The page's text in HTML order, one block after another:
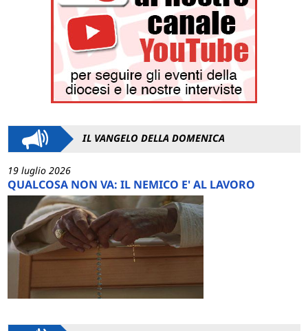
IL VANGELO DELLA DOMENICA
19 luglio 2026
QUALCOSA NON VA: IL NEMICO E' AL LAVORO